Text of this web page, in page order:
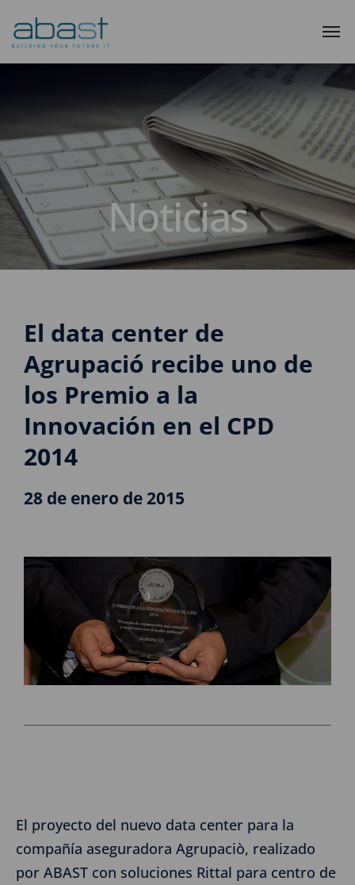
Noticias
El data center de
Agrupació recibe uno de
los Premio a la
Innovación en el CPD
2014
28 de enero de 2015
El proyecto del nuevo data center para la
compañía aseguradora Agrupaciò, realizado
por ABAST con soluciones Rittal para centro de